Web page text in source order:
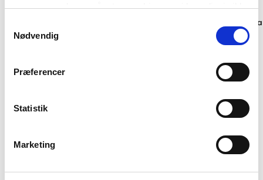
være opmærksom på, at vores hjemmeside muligvis ikke
tilbagetrækker et samtykke.
Nødvendig
Præferencer
Statistik
Marketing
Jerome S. Bruner
Hvad er humaniora
Finn Collin
249,00 KR.